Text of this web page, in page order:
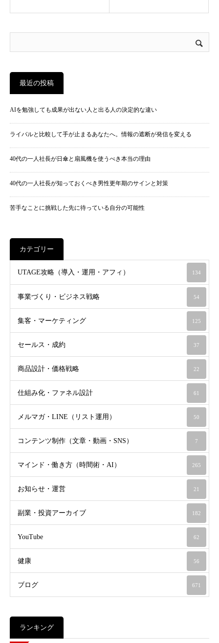
最近の投稿
AIを勉強しても成果が出ない人と出る人の決定的な違い
ライバルと比較して手が止まるあなたへ。情報の遮断が発信を変える
40代の一人社長が日傘と扇風機を使うべき本当の理由
40代の一人社長が知っておくべき男性更年期のサインと対策
苦手なことに挑戦した先に待っている自分の可能性
カテゴリー
UTAGE攻略（導入・運用・アフィ） 134
事業づくり・ビジネス戦略 54
集客・マーケティング 125
セールス・成約 37
商品設計・価格戦略 22
仕組み化・ファネル設計 61
メルマガ・LINE（リスト運用） 50
コンテンツ制作（文章・動画・SNS） 7
マインド・働き方（時間術・AI） 265
お知らせ・運営 21
副業・投資アーカイブ 182
YouTube 62
健康 56
ブログ 671
ランキング